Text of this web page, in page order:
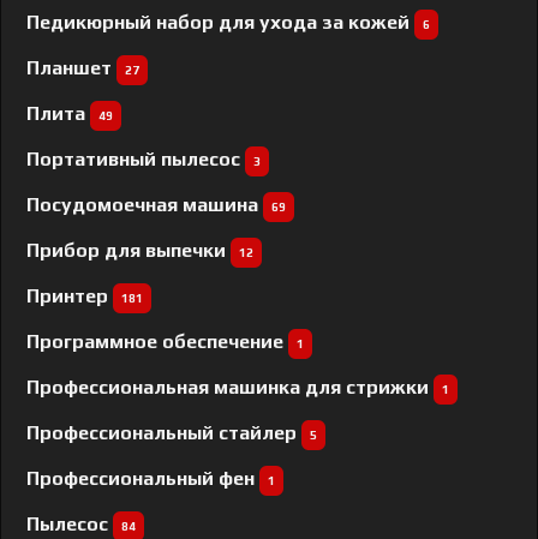
Педикюрный набор для ухода за кожей 6
Планшет 27
Плита 49
Портативный пылесос 3
Посудомоечная машина 69
Прибор для выпечки 12
Принтер 181
Программное обеспечение 1
Профессиональная машинка для стрижки 1
Профессиональный cтайлер 5
Профессиональный фен 1
Пылесос 84